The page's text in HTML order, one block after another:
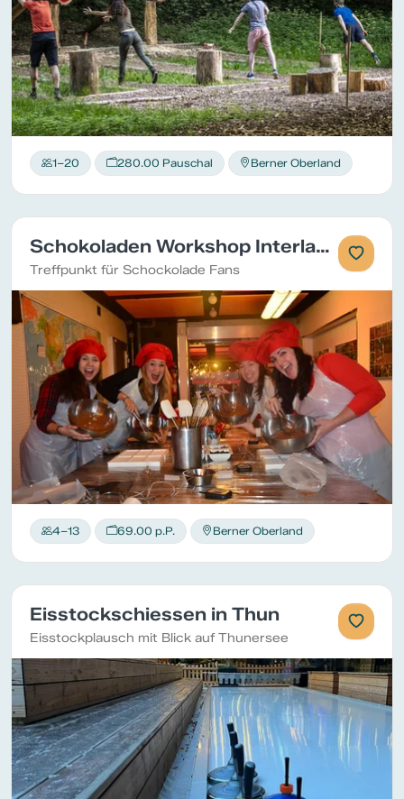
1–20 280.00 Pauschal Berner Oberland
Schokoladen Workshop Interlaken
Treffpunkt für Schockolade Fans
4–13 69.00 p.P. Berner Oberland
Eisstockschiessen in Thun
Eisstockplausch mit Blick auf Thunersee